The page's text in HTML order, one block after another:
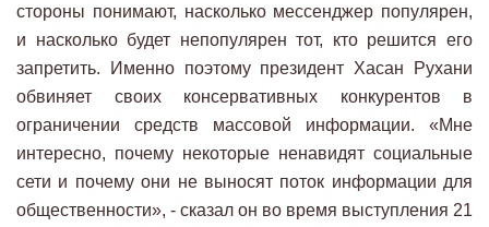
стороны понимают, насколько мессенджер популярен,
и насколько будет непопулярен тот, кто решится его
запретить. Именно поэтому президент Хасан Рухани
обвиняет своих консервативных конкурентов в
ограничении средств массовой информации. «Мне
интересно, почему некоторые ненавидят социальные
сети и почему они не выносят поток информации для
общественности», - сказал он во время выступления 21